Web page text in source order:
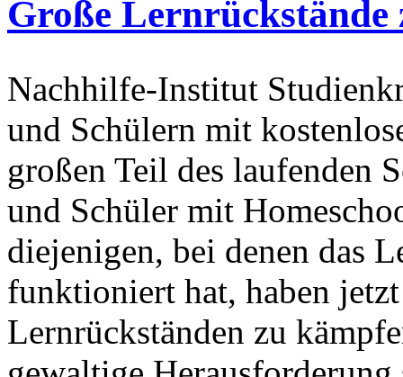
Große Lernrückstände
Nachhilfe-Institut
und Schülern mit
großen Teil des laufenden
und Schüler mit
diejenigen, bei denen das
funktioniert hat, haben
Lernrückständen zu